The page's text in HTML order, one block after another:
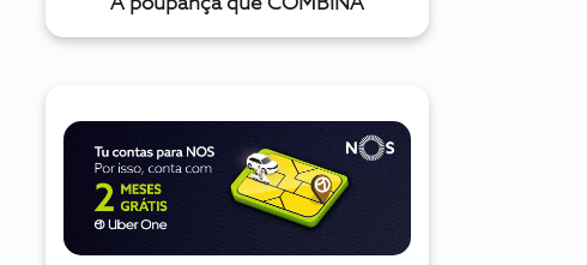
A poupança que COMBINA